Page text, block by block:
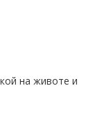
на животе и